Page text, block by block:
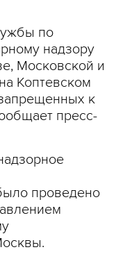
по
надзору
Московской и
Коптевском
к
пресс-
проведено